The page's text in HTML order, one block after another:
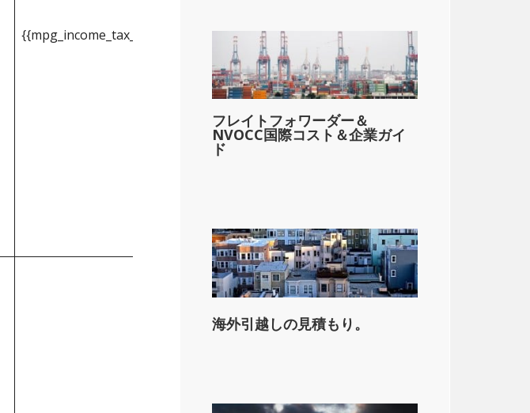
{{mpg_income_tax_based_on_state_median_single_2}}。
フレイトフォワーダー＆
NVOCC国際コスト＆企業ガイ
ド
海外引越しの見積もり。